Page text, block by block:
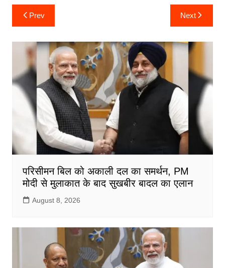
c
e
b
o
o
k
itt
er
A
p
p
PostPrev Next
परिसीमन बिल को अकाली दल का समर्थन, PM
मोदी से मुलाकात के बाद सुखबीर बादल का एलान
August 8, 2026